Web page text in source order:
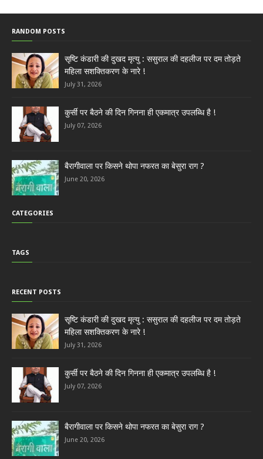
RANDOM POSTS
सृष्टि कंडारी की दुखद मृत्यु : ससुराल की दहलीज पर दम तोड़ते
महिला सशक्तिकरण के नारे !
July 31, 2026
कुर्सी पर बैठने की दिन गिनना ही एकमात्र उपलब्धि है !
July 07, 2026
बैरागीवाला पर किसने थोपा नफरत का बेसुरा राग ?
June 20, 2026
CATEGORIES
TAGS
RECENT POSTS
सृष्टि कंडारी की दुखद मृत्यु : ससुराल की दहलीज पर दम तोड़ते
महिला सशक्तिकरण के नारे !
July 31, 2026
कुर्सी पर बैठने की दिन गिनना ही एकमात्र उपलब्धि है !
July 07, 2026
बैरागीवाला पर किसने थोपा नफरत का बेसुरा राग ?
June 20, 2026